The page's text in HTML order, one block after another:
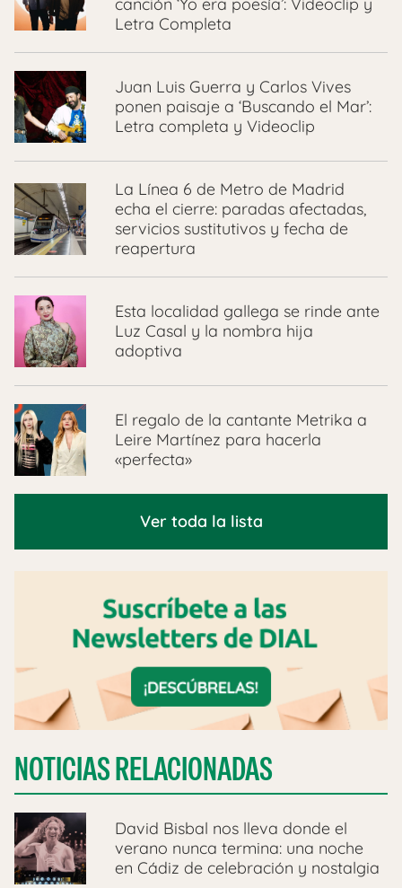
canción ‘Yo era poesía’: Videoclip y
Letra Completa
Juan Luis Guerra y Carlos Vives
ponen paisaje a ‘Buscando el Mar’:
Letra completa y Videoclip
La Línea 6 de Metro de Madrid
echa el cierre: paradas afectadas,
servicios sustitutivos y fecha de
reapertura
Esta localidad gallega se rinde ante
Luz Casal y la nombra hija
adoptiva
El regalo de la cantante Metrika a
Leire Martínez para hacerla
«perfecta»
Ver toda la lista
NOTICIAS RELACIONADAS
David Bisbal nos lleva donde el
verano nunca termina: una noche
en Cádiz de celebración y nostalgia